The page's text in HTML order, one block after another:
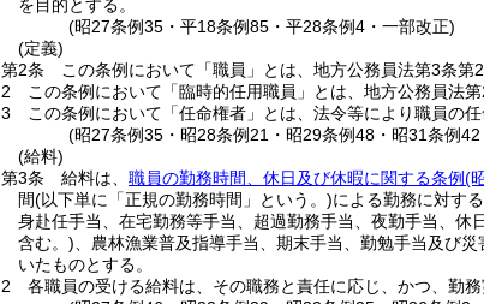
を目的とする。
(昭27条例35・平18条例85・平28条例4・一部改正)
(定義)
第2条
この条例において「職員」とは、地方公務員法第3条
2
この条例において「臨時的任用職員」とは、地方公務員法
3
この条例において「任命権者」とは、法令等により職員の
(昭27条例35・昭28条例21・昭29条例48・昭31条例
(給料)
第3条
給料は、 職員の勤務時間、休日及び休暇に関する条例(
間(以下単に「正規の勤務時間」という。)による勤務に対す
身赴任手当、在宅勤務等手当、超過勤務手当、夜勤手当、
含む。) 、農林漁業普及指導手当、期末手当、勤勉手当及び災
いたものとする。
2
各職員の受ける給料は、その職務と責任に応じ、かつ、勤